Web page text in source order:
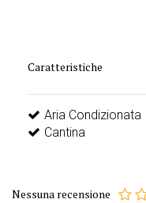
Caratteristiche
Aria Condizionata
Cantina
Nessuna recensione